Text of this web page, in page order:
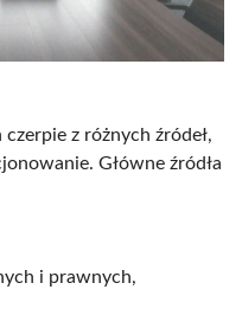
z różnych źródeł,
Główne źródła
i prawnych,